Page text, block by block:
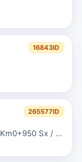
16843ID
265577ID
Sp 0186 S. Colombano Km0+950 Sx / Loc. Muzza